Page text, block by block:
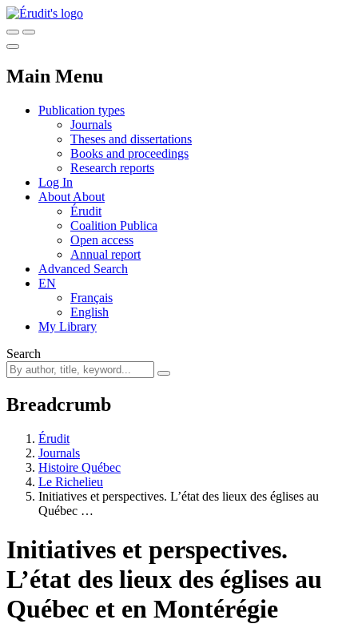
Main Menu
Publication types
Journals
Theses and dissertations
Books and proceedings
Research reports
Log In
About About
Érudit
Coalition Publica
Open access
Annual report
Advanced Search
EN
Français
English
My Library
Search
Breadcrumb
Érudit
Journals
Histoire Québec
Le Richelieu
Initiatives et perspectives. L’état des lieux des églises au
Québec …
Initiatives et perspectives.
L’état des lieux des églises au
Québec et en Montérégie